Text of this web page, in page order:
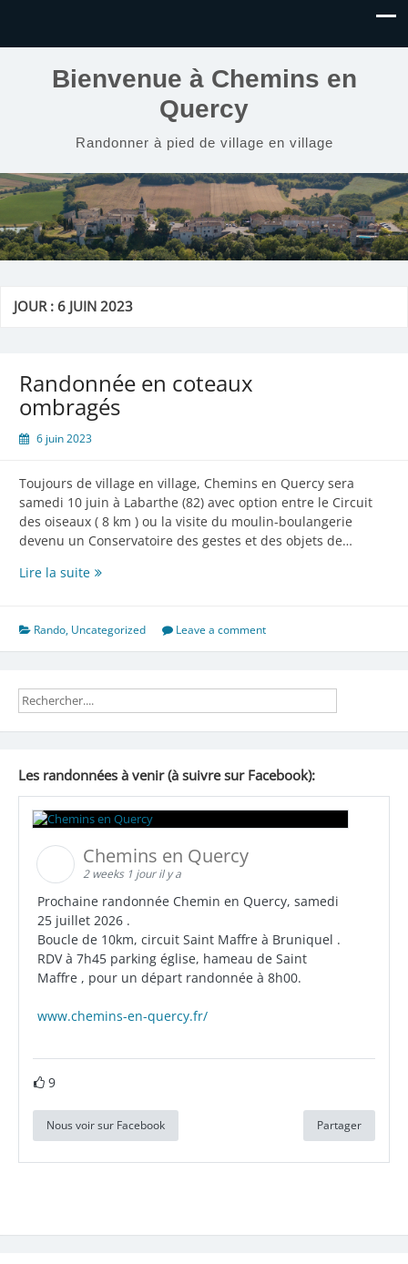
Bienvenue à Chemins en
Quercy
Randonner à pied de village en village
JOUR :6 JUIN 2023
Randonnée en coteaux
ombragés
6 juin 2023
Toujours de village en village, Chemins en Quercy sera
samedi 10 juin à Labarthe (82) avec option entre le Circuit
des oiseaux ( 8 km ) ou la visite du moulin-boulangerie
devenu un Conservatoire des gestes et des objets de…
Lire la suiteRandonnée
ombragés
Rando, Uncategorized Leave a comment
Les randonnées à venir (à suivre sur Facebook):
Chemins en Quercy
2 weeks 1 jour il y a
Prochaine randonnée Chemin en Quercy, samedi
25 juillet 2026 .
Boucle de 10km, circuit Saint Maffre à Bruniquel .
RDV à 7h45 parking église, hameau de Saint
Maffre , pour un départ randonnée à 8h00.
www.chemins-en-quercy.fr/
9
Nous voir sur Facebook Partager